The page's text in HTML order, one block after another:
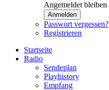
Angemeldet bleiben
Anmelden
Passwort vergessen?
Registrieren
Startseite
Radio
Sendeplan
Playhistory
Empfang